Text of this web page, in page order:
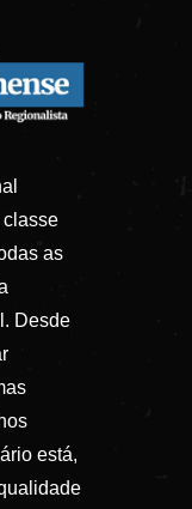
classe
as
Desde
está,